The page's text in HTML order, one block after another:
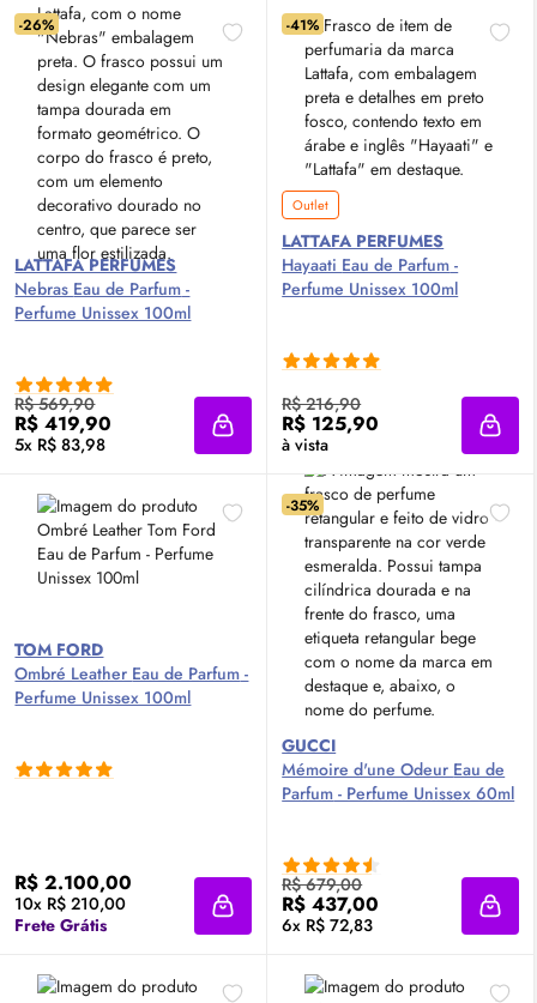
-26%
LATTAFA PERFUMES
Nebras Eau de Parfum -
Perfume Unissex 100ml
R$ 569,90
R$ 419,90
5x R$ 83,98 Adicionar à sacola
-41%
Outlet
LATTAFA PERFUMES
Hayaati Eau de Parfum -
Perfume Unissex 100ml
R$ 216,90
R$ 125,90
à vista
TOM FORD
Ombré Leather Eau de Parfum -
Perfume Unissex 100ml
R$ 2.100,00
10x R$ 210,00
Frete Grátis
Adicionar à sacola
-35%
GUCCI
Mémoire d'une Odeur Eau de
Parfum - Perfume Unissex 60ml
R$ 679,00
R$ 437,00
6x R$ 72,83